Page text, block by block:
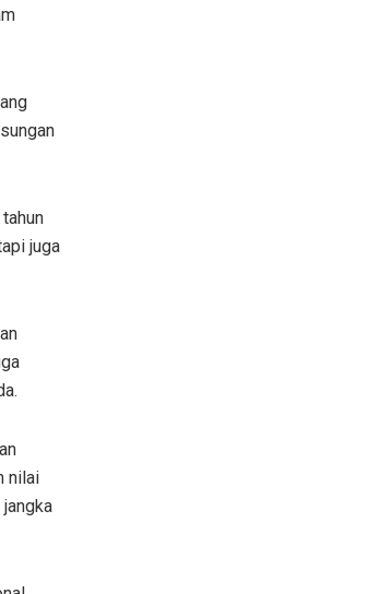
juga
nilai